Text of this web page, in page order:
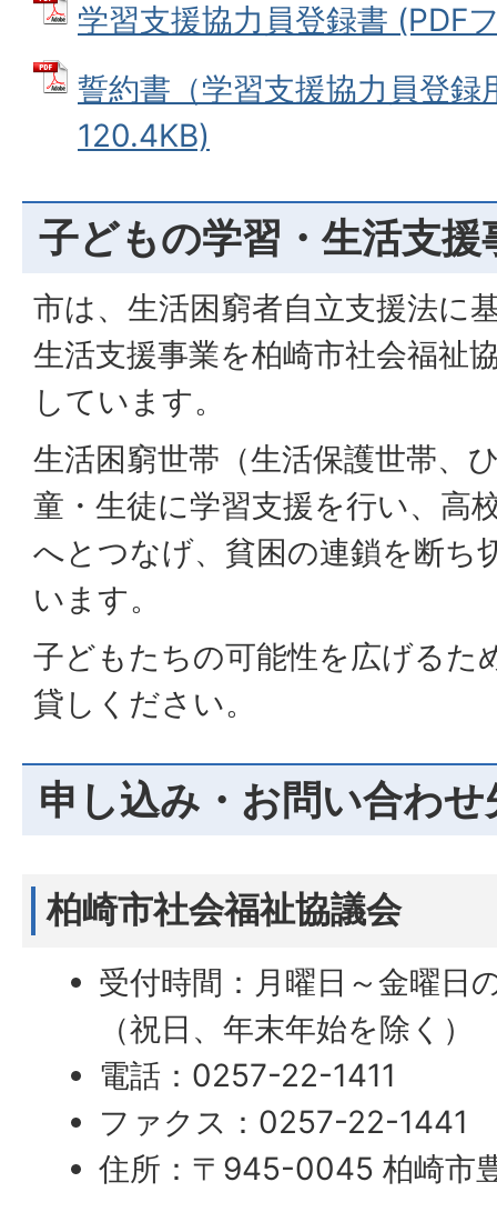
学習支援協力員登録書 (PDF
誓約書（学習支援協力員登録
120.4KB)
子どもの学習・生活支援
市は、生活困窮者自立支援法に
生活支援事業を柏崎市社会福祉
しています。
生活困窮世帯（生活保護世帯、
童・生徒に学習支援を行い、高
へとつなげ、貧困の連鎖を断ち
います。
子どもたちの可能性を広げるた
貸しください。
申し込み・お問い合わせ
柏崎市社会福祉協議会
受付時間：月曜日～金曜日
（祝日、年末年始を除く）
電話：0257-22-1411
ファクス：0257-22-1441
住所：〒945-0045 柏崎市